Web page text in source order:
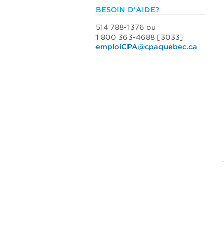
BESOIN D'AIDE?
514 788-1376 ou
1 800 363-4688 [3033]
emploiCPA@cpaquebec.ca